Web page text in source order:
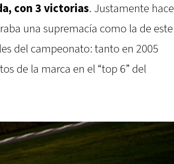
con 3 victorias. Justamente hace
una supremacía como la de este
del campeonato: tanto en 2005
de la marca en el “top 6” del